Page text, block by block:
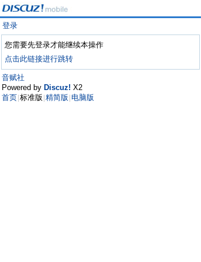
登录
您需要先登录才能继续本操作
点击此链接进行跳转
音赋社
Powered by Discuz! X2
首页 标准版 精简版 电脑版